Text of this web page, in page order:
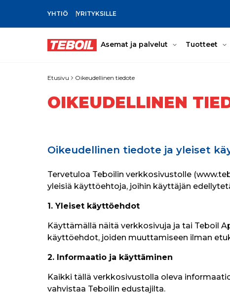
SIIRRY PÄÄSISÄLTÖÖN
YHTIÖ YRITYKSILLE
Asemat ja palvelut Tuotteet
Etusivu Oikeudellinen tiedote
OIKEUDELLINEN
Oikeudellinen tiedote ja yleiset
Tervetuloa Teboilin verkkosivustolle
yleisiä käyttöehtoja, joihin käyttäjän
1. Yleiset käyttöehdot
Käyttämällä näitä verkkosivuja ja tai Teboil
käyttöehdot, joiden muuttamiseen ilman
2. Informaatio ja käyttäminen
Kaikki tällä verkkosivustolla oleva
vahvistaa Teboilin edustajilta.